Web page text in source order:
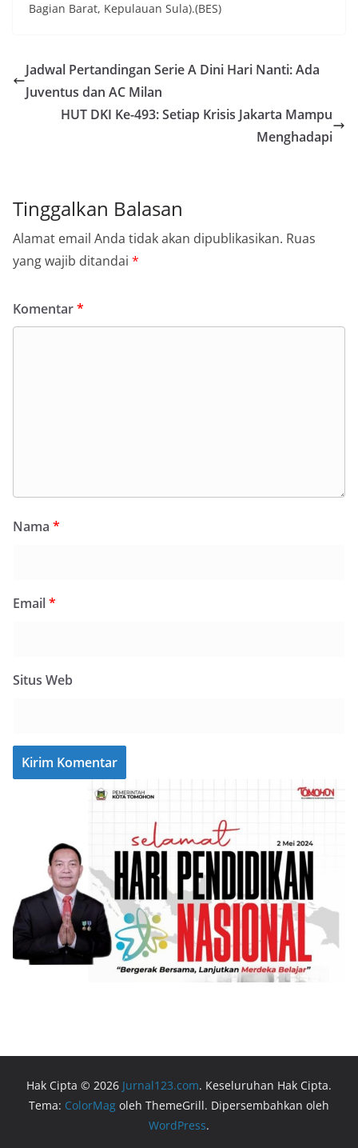
Bagian Barat, Kepulauan Sula).(BES)
Jadwal Pertandingan Serie A Dini Hari Nanti: Ada
Juventus dan AC Milan
HUT DKI Ke-493: Setiap Krisis Jakarta Mampu
Menghadapi
Tinggalkan Balasan
Alamat email Anda tidak akan dipublikasikan. Ruas
yang wajib ditandai *
Komentar*
Nama *
Email*
Situs Web
Hak Cipta © 2026 Jurnal123.com. Keseluruhan Hak Cipta.
Tema: ColorMag oleh ThemeGrill. Dipersembahkan oleh
WordPress.